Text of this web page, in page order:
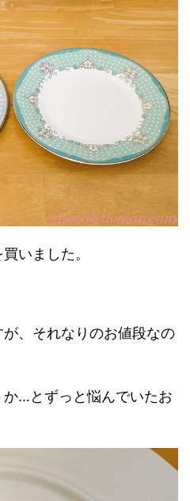
いました。
、それなりのお値段なの
…とずっと悩んでいたお